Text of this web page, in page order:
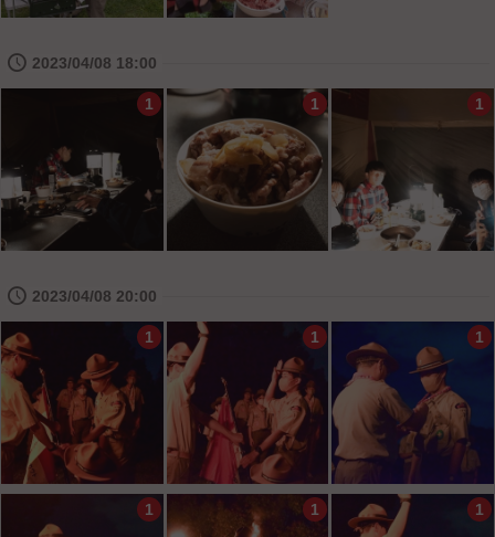
🕔 2023/04/08 18:00
1 1 1
🕔 2023/04/08 20:00
1 1 1
1 1 1